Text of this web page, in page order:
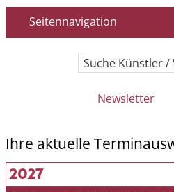
Seitennavigation
Suche Künstler
Newsletter
Ihre aktuelle
2027